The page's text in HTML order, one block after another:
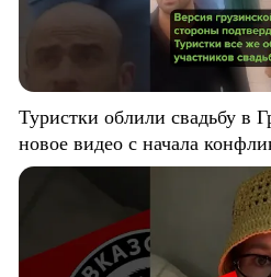
Туристки облили свадьбу в
новое видео с начала